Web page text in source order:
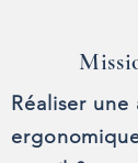
Réaliser une